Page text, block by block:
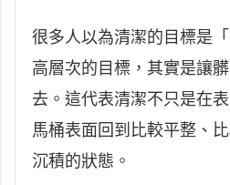
很多人以為清潔的目標是
高層次的目標，其實是讓
去。這代表清潔不只是在
馬桶表面回到比較平整、
沉積的狀態。